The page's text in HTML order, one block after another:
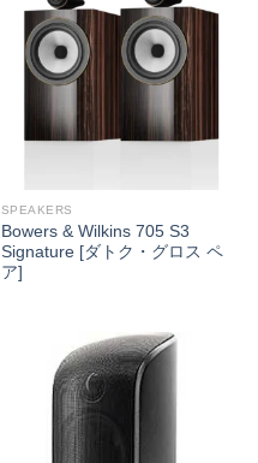
SPEAKERS
Bowers & Wilkins 705 S3
Signature [ダトク・グロス ペ
ア]